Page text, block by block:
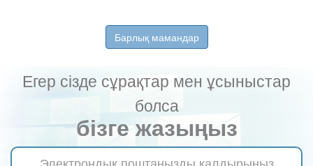
Барлық мамандар
Егер сізде сұрақтар мен ұсыныстар
болса
бізге жазыңыз